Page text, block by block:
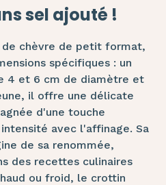
sel ajouté !
chèvre de petit format,
spécifiques : un
4 et 6 cm de diamètre et
il offre une délicate
d'une touche
avec l'affinage. Sa
de sa renommée,
des recettes culinaires
ou froid, le crottin